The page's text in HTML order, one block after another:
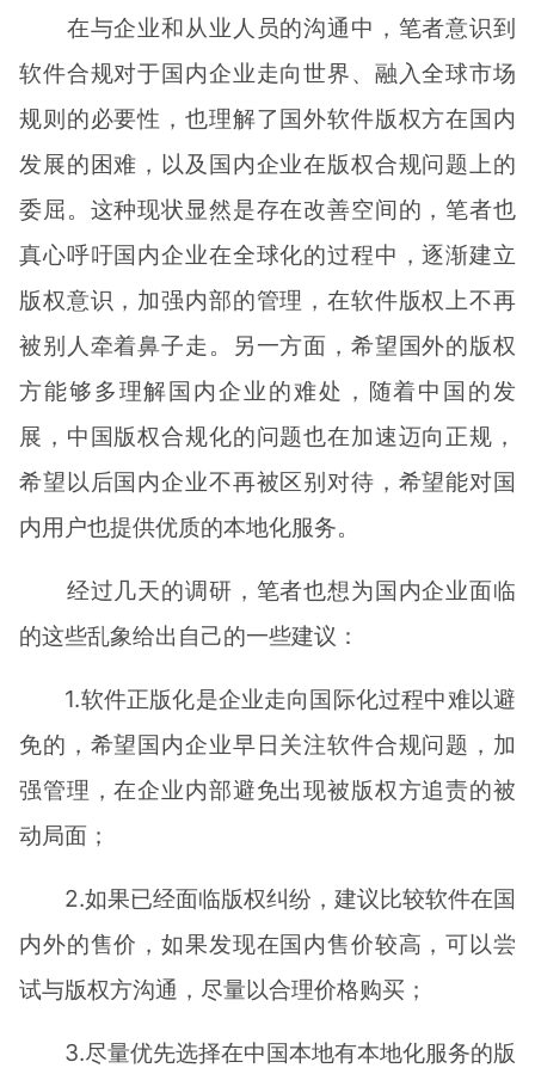
在与企业和从业人员的沟通中，笔者意识到
软件合规对于国内企业走向世界、融入全球市场
规则的必要性，也理解了国外软件版权方在国内
发展的困难，以及国内企业在版权合规问题上的
委屈。这种现状显然是存在改善空间的，笔者也
真心呼吁国内企业在全球化的过程中，逐渐建立
版权意识，加强内部的管理，在软件版权上不再
被别人牵着鼻子走。另一方面，希望国外的版权
方能够多理解国内企业的难处，随着中国的发
展，中国版权合规化的问题也在加速迈向正规，
希望以后国内企业不再被区别对待，希望能对国
内用户也提供优质的本地化服务。
经过几天的调研，笔者也想为国内企业面临
的这些乱象给出自己的一些建议：
1.软件正版化是企业走向国际化过程中难以避
免的，希望国内企业早日关注软件合规问题，加
强管理，在企业内部避免出现被版权方追责的被
动局面；
2.如果已经面临版权纠纷，建议比较软件在国
内外的售价，如果发现在国内售价较高，可以尝
试与版权方沟通，尽量以合理价格购买；
3.尽量优先选择在中国本地有本地化服务的版